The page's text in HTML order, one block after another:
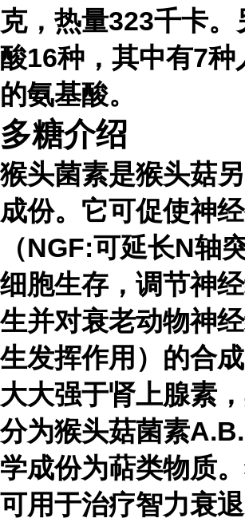
克，热量323千卡。
酸16种，其中有7种
的氨基酸。
多糖介绍
猴头菌素是猴头菇
成份。它可促使神
（NGF:可延长N轴
细胞生存，调节神
生并对衰老动物神
生发挥作用）的合
大大强于肾上腺素
分为猴头菇菌素
学成份为萜类物质
可用于治疗智力衰